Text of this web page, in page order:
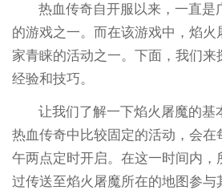
热血传奇自开服以来，一直是
的游戏之一。而在该游戏中，焰火
家青睐的活动之一。下面，我们来
经验和技巧。
让我们了解一下焰火屠魔的基
热血传奇中比较固定的活动，会在
午两点定时开启。在这一时间内，
过传送至焰火屠魔所在的地图参与